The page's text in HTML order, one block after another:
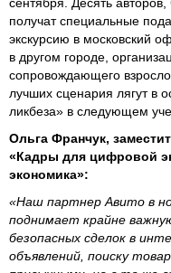
сентября. Десять
получат специальные
экскурсию в московский
в другом городе,
сопровождающего
лучших сценария лягут в
ликбеза» в следующем
Ольга Франчук,
«Кадры для цифровой
экономика»:
«Наш партнер Авито в
поднимает крайне
безопасных сделок в
объявлений, поиску